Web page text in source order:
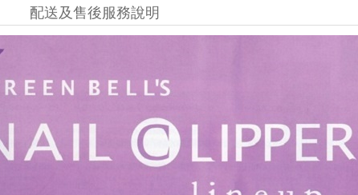
配送及售後服務說明